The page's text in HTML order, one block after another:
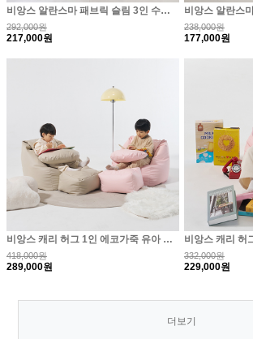
비앙스 알란스마 패브릭 슬림 3인 수납소파 벤치형
292,000원
217,000원
238,000원
177,000원
비앙스 캐리 허그 1인 에코가죽 유아 빈백 소파 스툴..
418,000원
289,000원
332,000원
229,000원
더보기